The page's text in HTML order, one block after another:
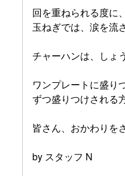
回を重ねられる度に
玉ねぎでは、涙を流
チャーハンは、しょ
ワンプレートに盛り
ずつ盛りつけされる
皆さん、おかわりを
by スタッフ N